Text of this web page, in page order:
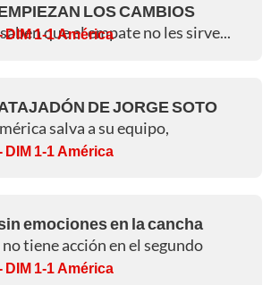
LOS CAMBIOS
que el empate no les sirve...
DIM 1-1 América
DE JORGE SOTO
salva a su equipo,
DIM 1-1 América
emociones en la cancha
tiene acción en el segundo
DIM 1-1 América